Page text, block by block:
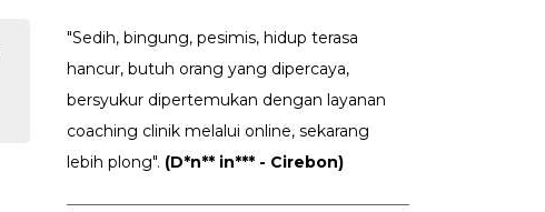
"Sedih, bingung, pesimis, hidup terasa
hancur, butuh orang yang dipercaya,
bersyukur dipertemukan dengan layanan
coaching clinik melalui online, sekarang
lebih plong". (D*n** in*** - Cirebon)